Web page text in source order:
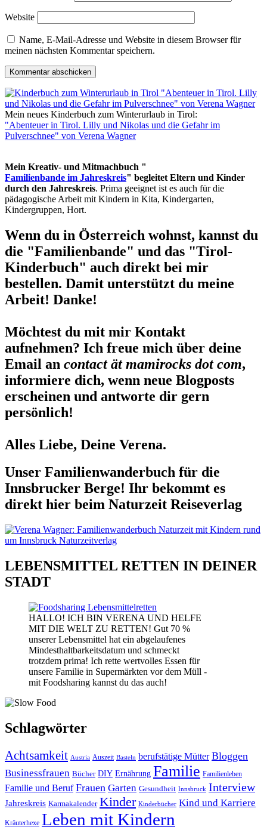
Website
Name, E-Mail-Adresse und Website in diesem Browser für
meinen nächsten Kommentar speichern.
Mein neues Kinderbuch zum Winterurlaub in Tirol:
"Abenteuer in Tirol. Lilly und Nikolas und die Gefahr im
Pulverschnee" von Verena Wagner
Mein Kreativ- und Mitmachbuch "
Familienbande im Jahreskreis" begleitet Eltern und Kinder
durch den Jahreskreis. Prima geeignet ist es auch für die
pädagogische Arbeit mit Kindern in Kita, Kindergarten,
Kindergruppen, Hort.
Wenn du in Österreich wohnst, kannst du
die "Familienbande" und das "Tirol-
Kinderbuch" auch direkt bei mir
bestellen. Damit unterstützt du meine
Arbeit! Danke!
Möchtest du mit mir Kontakt
aufnehmen? Ich freue mich über deine
Email an contact ät mamirocks dot com,
informiere dich, wenn neue Blogposts
erscheinen und antworte dir gern
persönlich!
Alles Liebe, Deine Verena.
Unser Familienwanderbuch für die
Innsbrucker Berge! Ihr bekommt es
direkt hier beim Naturzeit Reiseverlag
LEBENSMITTEL RETTEN IN DEINER
STADT
HALLO! ICH BIN VERENA UND HELFE
MIT DIE WELT ZU RETTEN! Gut 70 %
unserer Lebensmittel hat ein abgelaufenes
Mindesthaltbarkeitsdatum und schmeckt
trotzdem prima! Ich rette wertvolles Essen für
unsere Familie in Supermärkten vor dem Müll -
mit Foodsharing kannst du das auch!
Schlagwörter
Achtsamkeit Austria Auszeit Basteln berufstätige Mütter Bloggen
Businessfrauen Bücher DIY Ernährung Familie Familienleben
Familie und Beruf Frauen Garten Gesundheit Innsbruck Interview
Jahreskreis Karmakalender Kinder Kinderbücher Kind und Karriere
Kräuterhexe Leben mit Kindern